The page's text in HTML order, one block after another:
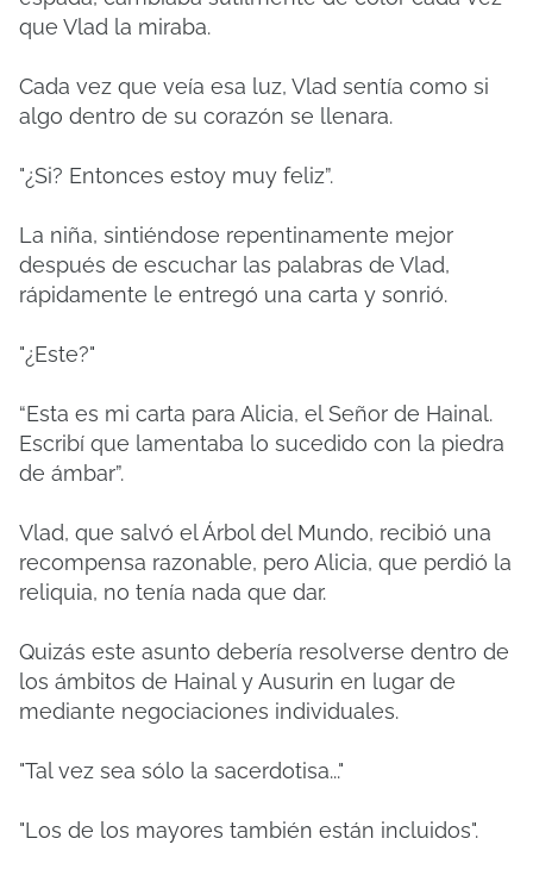
que Vlad la miraba.
Cada vez que veía esa luz, Vlad sentía como si
algo dentro de su corazón se llenara.
"¿Si? Entonces estoy muy feliz”.
La niña, sintiéndose repentinamente mejor
después de escuchar las palabras de Vlad,
rápidamente le entregó una carta y sonrió.
"¿Este?"
“Esta es mi carta para Alicia, el Señor de Hainal.
Escribí que lamentaba lo sucedido con la piedra
de ámbar”.
Vlad, que salvó el Árbol del Mundo, recibió una
recompensa razonable, pero Alicia, que perdió la
reliquia, no tenía nada que dar.
Quizás este asunto debería resolverse dentro de
los ámbitos de Hainal y Ausurin en lugar de
mediante negociaciones individuales.
"Tal vez sea sólo la sacerdotisa..."
"Los de los mayores también están incluidos".